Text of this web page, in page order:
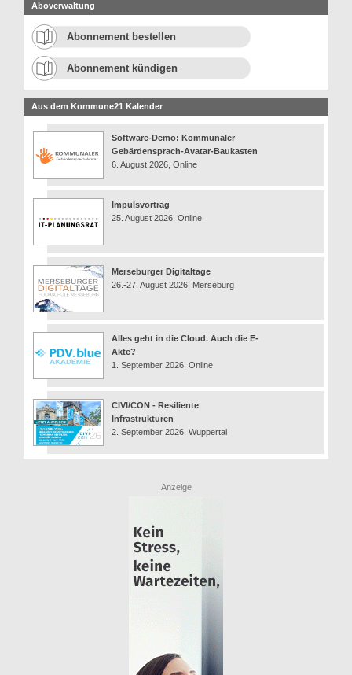
Aboverwaltung
Abonnement bestellen
Abonnement kündigen
Aus dem Kommune21 Kalender
Software-Demo: Kommunaler
Gebärdensprach-Avatar-Baukasten
6. August 2026, Online
Impulsvortrag
25. August 2026, Online
Merseburger Digitaltage
26.-27. August 2026, Merseburg
Alles geht in die Cloud. Auch die E-
Akte?
1. September 2026, Online
CIVI/CON - Resiliente
Infrastrukturen
2. September 2026, Wuppertal
Anzeige